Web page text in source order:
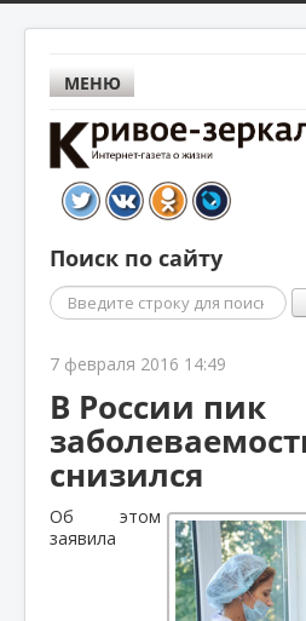
МЕНЮ
Поиск по сайту
Поиск
7 февраля 2016 14:49
В России пик
снизился
Об этом
заявила